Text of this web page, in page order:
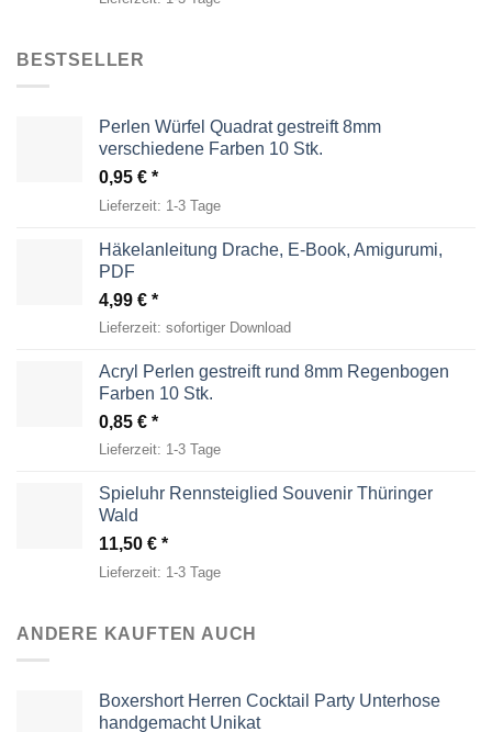
BESTSELLER
Perlen Würfel Quadrat gestreift 8mm
verschiedene Farben 10 Stk.
0,95 €
Lieferzeit: 1-3 Tage
Häkelanleitung Drache, E-Book, Amigurumi,
PDF
4,99 €
Lieferzeit: sofortiger Download
Acryl Perlen gestreift rund 8mm Regenbogen
Farben 10 Stk.
0,85 €
Lieferzeit: 1-3 Tage
Spieluhr Rennsteiglied Souvenir Thüringer
Wald
11,50 €
Lieferzeit: 1-3 Tage
ANDERE KAUFTEN AUCH
Boxershort Herren Cocktail Party Unterhose
handgemacht Unikat